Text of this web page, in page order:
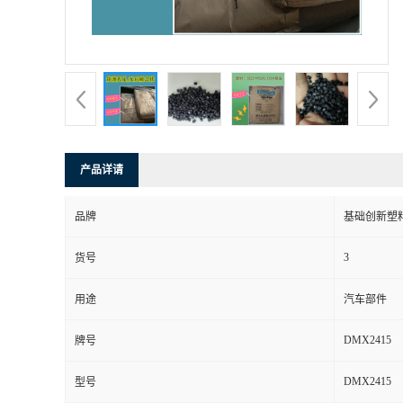
产品详请
品牌 基础创新塑
货号 3
用途 汽车部件
牌号 DMX2415
型号 DMX2415